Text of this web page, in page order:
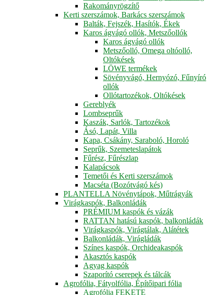
Rakományrögzítő
Kerti szerszámok, Barkács szerszámok
Balták, Fejszék, Hasítók, Ékek
Karos ágvágó ollók, Metszőollók
Karos ágvágó ollók
Metszőolló, Omega oltóolló,
Oltókések
LÖWE termékek
Sövényvágó, Hernyózó, Fűnyíró
ollók
Ollótartozékok, Oltókések
Gereblyék
Lombseprűk
Kaszák, Sarlók, Tartozékok
Ásó, Lapát, Villa
Kapa, Csákány, Saraboló, Horoló
Seprűk, Szemeteslapátok
Fűrész, Fűrészlap
Kalapácsok
Temetői és Kerti szerszámok
Macséta (Bozótvágó kés)
PLANTELLA Növénytápok, Műtrágyák
Virágkaspók, Balkonládák
PRÉMIUM kaspók és vázák
RATTAN hatású kaspók, balkonládák
Virágkaspók, Virágtálak, Alátétek
Balkonládák, Virágládák
Színes kaspók, Orchideakaspók
Akasztós kaspók
Agyag kaspók
Szaporító cserepek és tálcák
Agrofólia, Fátyolfólia, Építőipari fólia
Agrofólia FEKETE